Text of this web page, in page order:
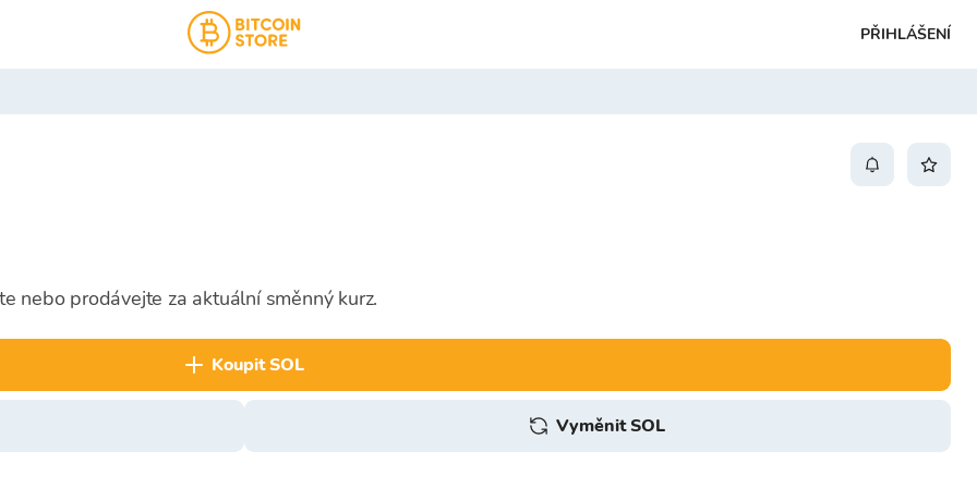
PŘIHLÁŠENÍ
nebo prodávejte za aktuální směnný kurz.
koupit SOL
Vyměnit SOL